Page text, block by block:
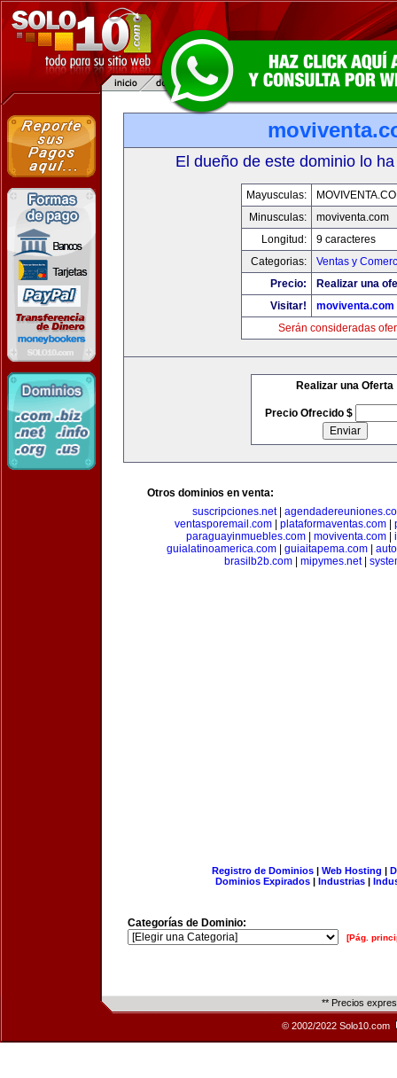
El dueño de este dominio lo
Mayusculas:
Minusculas:
moviventa.com
Longitud:
9 caracteres
Categorias:
Ventas y
Precio:
Realizar una
Visitar!
moviventa.com
Serán consideradas
Realizar una Oferta
Precio Ofrecido $
Otros dominios en venta:
suscripciones.net|
ventasporemail.com| plataformaventas.com|
paraguayinmuebles.com| moviventa.com|
guialatinoamerica.com
guiaitapema.com
brasilb2b.com| mipymes.net|
Registro de Dominios| Web Hosting |
Dominios Expirados | Industrias |
Categorías de Dominio:
[Pág.
** Precios
© 2002/2022 Solo10.com